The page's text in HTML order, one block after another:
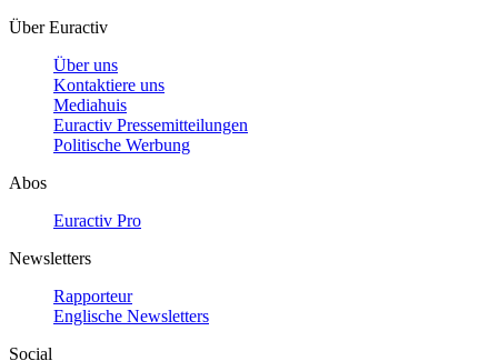
Über Euractiv
Über uns
Kontaktiere uns
Mediahuis
Euractiv Pressemitteilungen
Politische Werbung
Abos
Euractiv Pro
Newsletters
Rapporteur
Englische Newsletters
Social